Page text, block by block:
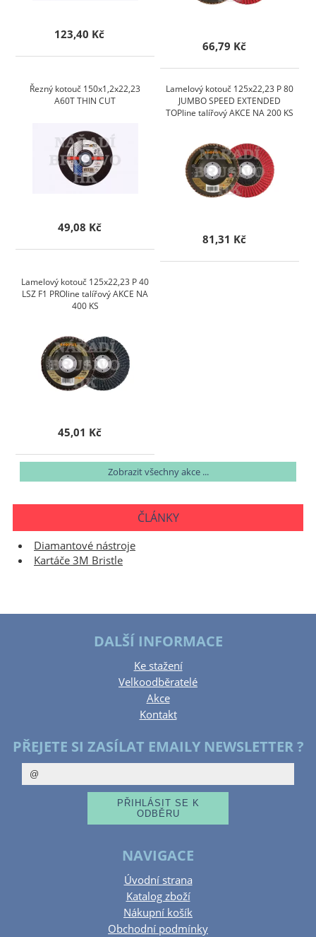
123,40 Kč
66,79 Kč
Řezný kotouč 150x1,2x22,23
A60T THIN CUT
49,08 Kč
Lamelový kotouč 125x22,23 P 80
JUMBO SPEED EXTENDED
TOPline talířový AKCE NA 200 KS
81,31 Kč
Lamelový kotouč 125x22,23 P 40
LSZ F1 PROline talířový AKCE NA
400 KS
45,01 Kč
Zobrazit všechny akce ...
ČLÁNKY
Diamantové nástroje
Kartáče 3M Bristle
DALŠÍ INFORMACE
Ke stažení
Velkoodběratelé
Akce
Kontakt
PŘEJETE SI ZASÍLAT EMAILY NEWSLETTER ?
NAVIGACE
Úvodní strana
Katalog zboží
Nákupní košík
Obchodní podmínky